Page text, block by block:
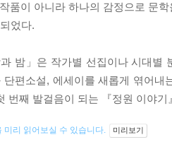
작품이 아니라 하나의 감정으로 문
었다.
과 밤」은 작가별 선집이나 시대
단편소설, 에세이를 새롭게 엮어
번째 발걸음이 되는 『정원 이야
미리 읽어보실 수 있습니다. 미리보기